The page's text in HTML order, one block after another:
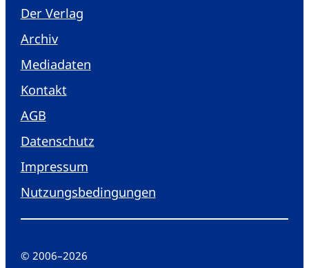
Der Verlag
Archiv
Mediadaten
Kontakt
AGB
Datenschutz
Impressum
Nutzungsbedingungen
© 2006–2026